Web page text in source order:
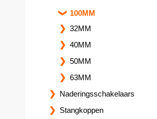
100MM
32MM
40MM
50MM
63MM
Naderingsschakelaars
Stangkoppen